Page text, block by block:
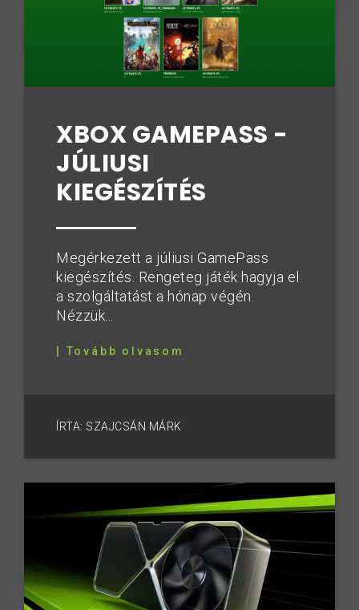
XBOX GAMEPASS -
JÚLIUSI
KIEGÉSZÍTÉS
Megérkezett a júliusi GamePass
kiegészítés. Rengeteg játék hagyja el
a szolgáltatást a hónap végén.
Nézzük...
| Tovább olvasom
ÍRTA: SZAJCSÁN MÁRK